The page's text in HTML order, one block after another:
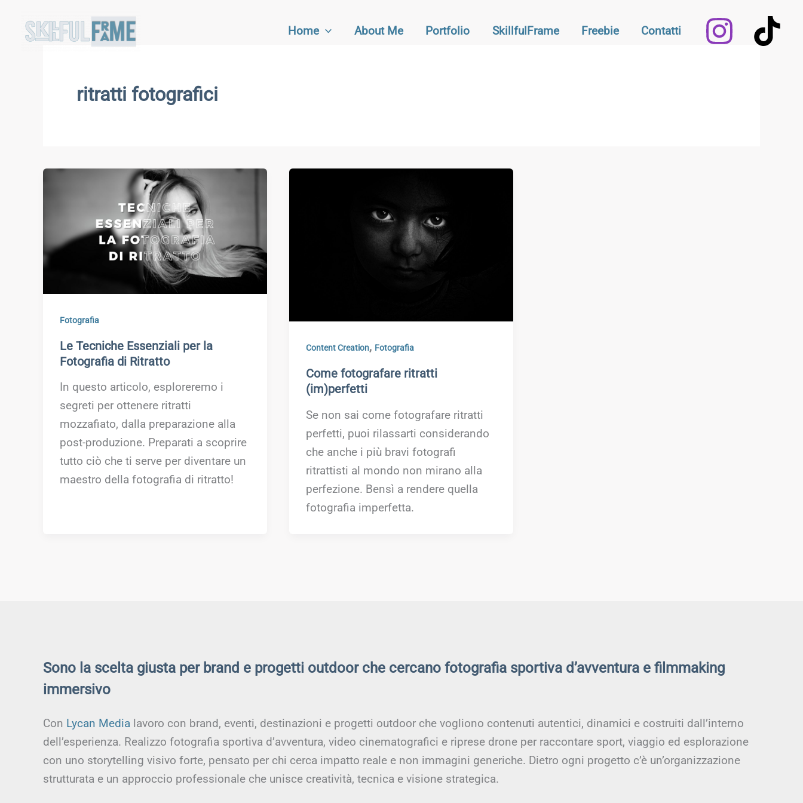
contenuto
Home About Me Portfolio SkillfulFrame Freebie Contatti
ritratti fotografici
Fotografia
Le Tecniche Essenziali per la
Fotografia di Ritratto
In questo articolo, esploreremo i
segreti per ottenere ritratti
mozzafiato, dalla preparazione alla
post-produzione. Preparati a scoprire
tutto ciò che ti serve per diventare un
maestro della fotografia di ritratto!
Content Creation, Fotografia
Come fotografare ritratti
(im)perfetti
Se non sai come fotografare ritratti
perfetti, puoi rilassarti considerando
che anche i più bravi fotografi
ritrattisti al mondo non mirano alla
perfezione. Bensì a rendere quella
fotografia imperfetta.
Sono la scelta giusta per brand e progetti outdoor che cercano fotografia sportiva d’avventura e filmmaking
immersivo
Con Lycan Media lavoro con brand, eventi, destinazioni e progetti outdoor che vogliono contenuti autentici, dinamici e costruiti dall’interno
dell’esperienza. Realizzo fotografia sportiva d’avventura, video cinematografici e riprese drone per raccontare sport, viaggio ed esplorazione
con uno storytelling visivo forte, pensato per chi cerca impatto reale e non immagini generiche. Dietro ogni progetto c’è un’organizzazione
strutturata e un approccio professionale che unisce creatività, tecnica e visione strategica.